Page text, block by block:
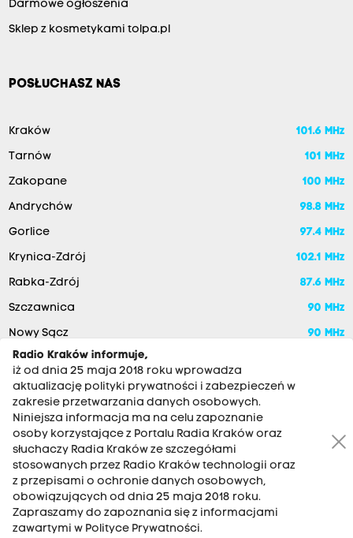
Darmowe ogłoszenia
Sklep z kosmetykami tolpa.pl
POSŁUCHASZ NAS
Kraków 101.6 MHz
Tarnów 101 MHz
Zakopane 100 MHz
Andrychów 98.8 MHz
Gorlice 97.4 MHz
Krynica-Zdrój 102.1 MHz
Rabka-Zdrój 87.6 MHz
Szczawnica 90 MHz
Nowy Sącz 90 MHz
RADIO KRAKÓW SA. Aleja Juliusza Słowackiego 22, 30-007
Kraków
Antena: 12 200 33 33
Radio Kraków informuje,
iż od dnia 25 maja 2018 roku wprowadza
aktualizację polityki prywatności i zabezpieczeń w
zakresie przetwarzania danych osobowych.
Niniejsza informacja ma na celu zapoznanie
osoby korzystające z Portalu Radia Kraków oraz
słuchaczy Radia Kraków ze szczegółami
stosowanych przez Radio Kraków technologii oraz
z przepisami o ochronie danych osobowych,
obowiązujących od dnia 25 maja 2018 roku.
Zapraszamy do zapoznania się z informacjami
zawartymi w Polityce Prywatności.